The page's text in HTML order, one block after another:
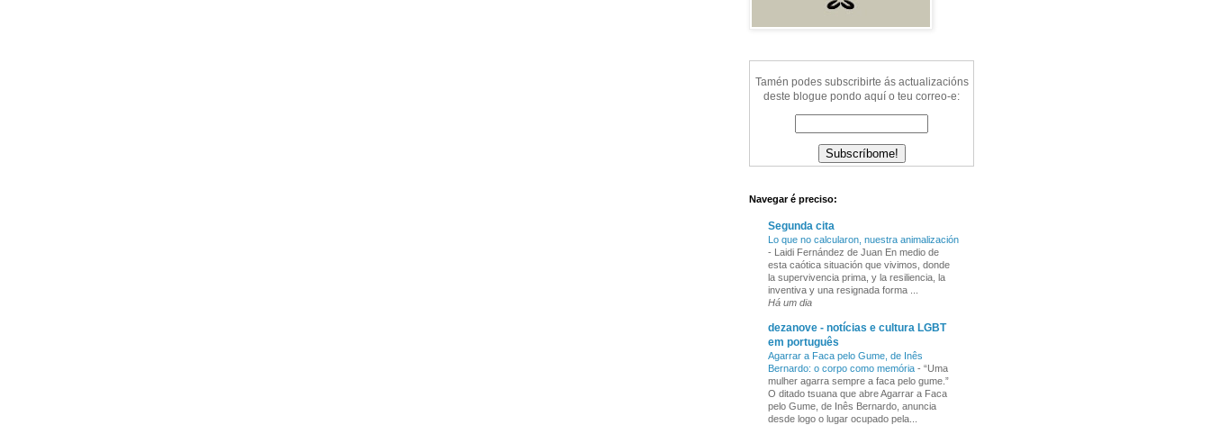
Tamén podes subscribirte ás actualizacións
deste blogue pondo aquí o teu correo-e:
Navegar é preciso:
Segunda cita
Lo que no calcularon, nuestra animalización
- Laidi Fernández de Juan En medio de
esta caótica situación que vivimos, donde
la supervivencia prima, y la resiliencia, la
inventiva y una resignada forma ...
Há um dia
dezanove - notícias e cultura LGBT
em português
Agarrar a Faca pelo Gume, de Inês
Bernardo: o corpo como memória - “Uma
mulher agarra sempre a faca pelo gume.”
O ditado tsuana que abre Agarrar a Faca
pelo Gume, de Inês Bernardo, anuncia
desde logo o lugar ocupado pela...